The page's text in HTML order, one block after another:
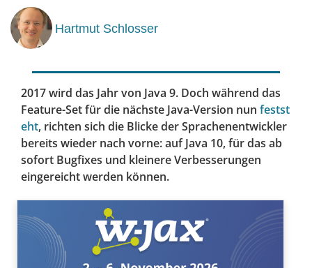
Hartmut Schlosser
2017 wird das Jahr von Java 9. Doch während das
Feature-Set für die nächste Java-Version nun festst
eht, richten sich die Blicke der Sprachenentwickler
bereits wieder nach vorne: auf Java 10, für das ab
sofort Bugfixes und kleinere Verbesserungen
eingereicht werden können.